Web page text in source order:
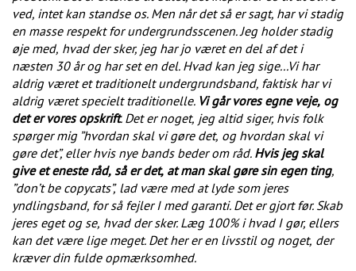
ved, intet kan standse os. Men når det så er sagt, har vi stadig
en masse respekt for undergrundsscenen. Jeg holder stadig
øje med, hvad der sker, jeg har jo været en del af det i
næsten 30 år og har set en del. Hvad kan jeg sige...Vi har
aldrig været et traditionelt undergrundsband, faktisk har vi
aldrig været specielt traditionelle. Vi går vores egne veje, og
det er vores opskrift. Det er noget, jeg altid siger, hvis folk
spørger mig ”hvordan skal vi gøre det, og hvordan skal vi
gøre det”, eller hvis nye bands beder om råd. Hvis jeg skal
give et eneste råd, så er det, at man skal gøre sin egen ting,
”don’t be copycats”, lad være med at lyde som jeres
yndlingsband, for så fejler I med garanti. Det er gjort før. Skab
jeres eget og se, hvad der sker. Læg 100% i hvad I gør, ellers
kan det være lige meget. Det her er en livsstil og noget, der
kræver din fulde opmærksomhed.